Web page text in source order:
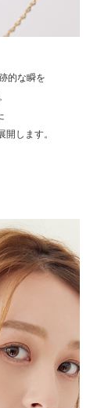
的な瞬を
します。